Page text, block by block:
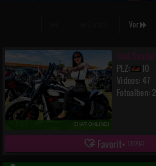
Vor
CHAT ONLINE!
Sari-Sander
PLZ:
10
Videos: 47
Fotoalben: 2
Favorit (30794)